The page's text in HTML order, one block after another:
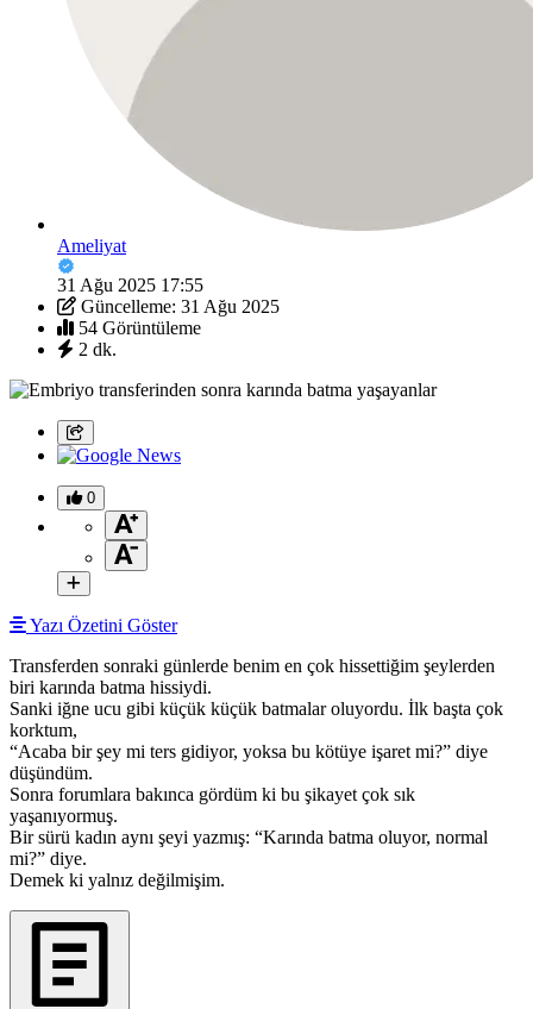
Ameliyat
31 Ağu 2025 17:55
Güncelleme: 31 Ağu 2025
54 Görüntüleme
2 dk.
0
Yazı Özetini Göster
Transferden sonraki günlerde benim en çok hissettiğim şeylerden
biri karında batma hissiydi.
Sanki iğne ucu gibi küçük küçük batmalar oluyordu. İlk başta çok
korktum,
“Acaba bir şey mi ters gidiyor, yoksa bu kötüye işaret mi?” diye
düşündüm.
Sonra forumlara bakınca gördüm ki bu şikayet çok sık
yaşanıyormuş.
Bir sürü kadın aynı şeyi yazmış: “Karında batma oluyor, normal
mi?” diye.
Demek ki yalnız değilmişim.